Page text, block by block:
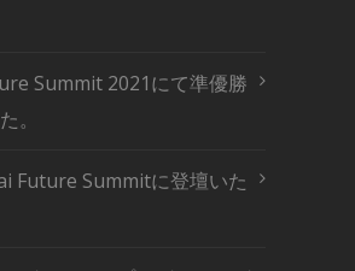
Summit 2021にて準優勝
。
Future Summitに登壇いた